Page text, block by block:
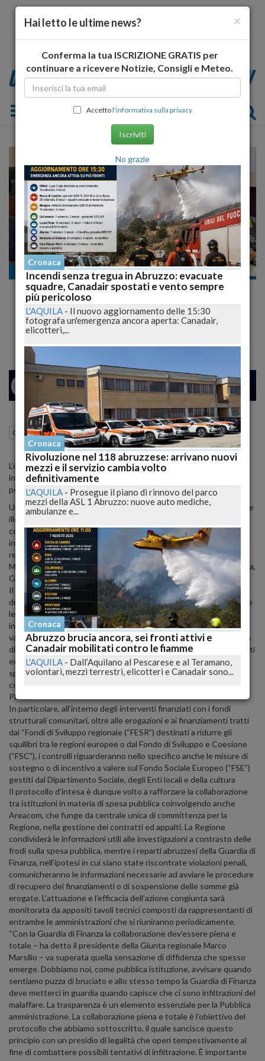
Toggle navigation
Cronaca
Tutela spesa pubblica: Marsilio sigla intesa
con Comando regionale Abruzzo della
Guardia di finanza
24 26 VENEZIA
Cronaca L'Aquila (AQ) 01 Luglio 2025 11:58
L’obiettivo: rafforzare e semplificare lo scambio di dati e
informazioni di interesse investigativo tra le due Amministrazioni
per interventi finanziati con risorse pubbliche
Un accordo tra Regione Abruzzo e Guardia di Finanza per prevenire
illeciti anche connessi al Pnrr: un protocollo che rafforza la
collaborazione per uno scambio reciproco ed efficiente di
informazioni. A sottoscriverlo oggi nella sede del Comando
regionale, a L’Aquila, il Presidente della giunta regionale Marco
Marsilio e il Comandante regionale Abruzzo della Guardia di Finanza,
Generale di Brigata Fabio Massimo Mendella.
Il protocollo, che va a rinnovare quello vigente prorogandone la
durata per ulteriori tre anni, ha l’intento di rafforzare e semplificare
le procedure di scambio di dati e di informazioni di interesse
investigativo tra le due Amministrazioni aventi ad oggetto una
vasta platea di interventi finanziati con risorse pubbliche. L’attività
di controllo potrà essere indirizzata verso i finanziamenti, contributi
ed erogazioni di derivazione regionale, nazionale e comunitaria, la
spesa sanitaria, i contratti pubblici, le procedure di appalto o
concessione di benefici economici finanziati anche nell’ambito del
PNRR.
In particolare, all’interno degli interventi finanziati con i fondi
strutturali comunitari, oltre alle erogazioni e ai finanziamenti tratti
dai “Fondi di Sviluppo regionale (“FESR”) destinati a ridurre gli
squilibri tra le regioni europee o dal Fondo di Sviluppo e Coesione
(“FSC”), i controlli riguarderanno nello specifico anche le misure di
sostegno o di incentivo a valere sul Fondo Sociale Europeo (“FSE”)
gestiti dal Dipartimento Sociale, degli Enti locali e della cultura
Il protocollo d’intesa è dunque volto a rafforzare la collaborazione
tra istituzioni in materia di spesa pubblica coinvolgendo anche
Areacom, che funge da centrale unica di committenza per la
Regione, nella gestione dei contratti ed appalti. La Regione
condividerà le informazioni utili alle investigazioni a contrasto delle
frodi sulla spesa pubblica, mentre i reparti abruzzesi della Guardia di
Finanza, nell’ipotesi in cui siano state riscontrate violazioni penali,
comunicheranno le informazioni necessarie ad avviare le procedure
di recupero dei finanziamenti o di sospensione delle somme già
erogate. L’attuazione e l’efficacia dell’azione congiunta sarà
monitorata da appositi tavoli tecnici composti da rappresentanti di
entrambe le amministrazioni che si riuniranno periodicamente.
“Con la Guardia di Finanza la collaborazione dev’essere piena e
totale – ha detto il presidente della Giunta regionale Marco
Marsilio – va superata quella sensazione di diffidenza che spesso
emerge. Dobbiamo noi, come pubblica istituzione, avvisare quando
sentiamo puzza di bruciato e allo stesso tempo la Guardia di Finanza
deve metterci in guardia quando capisce che ci sono infiltrazioni del
malaffare. La trasparenza è un elemento essenziale per la Pubblica
amministrazione. La collaborazione piena e totale è l’obiettivo del
protocollo che abbiamo sottoscritto, il quale sancisce questo
principio con un presidio di legalità che operi tempestivamente al
fine di combattere possibili tentativi di infiltrazione. È importante
×
Hai letto le ultime news?
Conferma la tua ISCRIZIONE GRATIS per
continuare a ricevere Notizie, Consigli e Meteo.
Accettol'informativa sulla privacy
Iscriviti
No grazie
Cronaca
Incendi senza tregua in Abruzzo: evacuate
squadre, Canadair spostati e vento sempre
più pericoloso
L'AQUILA - Il nuovo aggiornamento delle 15:30
fotografa un'emergenza ancora aperta: Canadair,
elicotteri,...
Cronaca
Rivoluzione nel 118 abruzzese: arrivano nuovi
mezzi e il servizio cambia volto
definitivamente
L'AQUILA - Prosegue il piano di rinnovo del parco
mezzi della ASL 1 Abruzzo: nuove auto mediche,
ambulanze e...
Cronaca
Abruzzo brucia ancora, sei fronti attivi e
Canadair mobilitati contro le fiamme
L'AQUILA - Dall’Aquilano al Pescarese e al Teramano,
volontari, mezzi terrestri, elicotteri e Canadair sono...